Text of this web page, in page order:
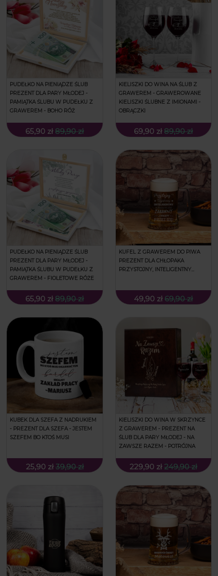
PUDEŁKO NA PIENIĄDZE ŚLUB
PREZENT DLA PARY MŁODEJ -
PAMIĄTKA ŚLUBU W PUDEŁKU Z
GRAWEREM - BOHO RÓŻ
65,90 zł 89,90 zł
KIELISZKI DO WINA NA ŚLUB Z
GRAWEREM - GRAWEROWANE
KIELISZKI ŚLUBNE Z IMIONAMI -
OBRĄCZKI
69,90 zł 89,90 zł
PUDEŁKO NA PIENIĄDZE ŚLUB
PREZENT DLA PARY MŁODEJ -
PAMIĄTKA ŚLUBU W PUDEŁKU Z
GRAWEREM - FIOLETOWE RÓŻE
65,90 zł 89,90 zł
KUFEL Z GRAWEREM DO PIWA
PREZENT DLA CHŁOPAKA
PRZYSTOJNY, INTELIGENTNY...
49,90 zł 69,90 zł
KUBEK DLA SZEFA Z NADRUKIEM
- PREZENT DLA SZEFA - JESTEM
SZEFEM BO KTOŚ MUSI
25,90 zł 39,90 zł
KIELISZKI DO WINA W SKRZYNCE
Z GRAWEREM - PREZENT NA
ŚLUB DLA PARY MŁODEJ - NA
ZAWSZE RAZEM - POTRÓJNA
229,90 zł 249,90 zł